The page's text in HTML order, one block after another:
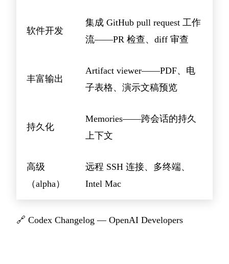
软件开发
集成 GitHub pull request 工作
流——PR 检查、diff 审查
丰富输出
Artifact viewer——PDF、电
子表格、演示文稿预览
持久化
Memories——跨会话的持久
上下文
高级
（alpha）
远程 SSH 连接、多终端、
Intel Mac
🔗 Codex Changelog — OpenAI Developers